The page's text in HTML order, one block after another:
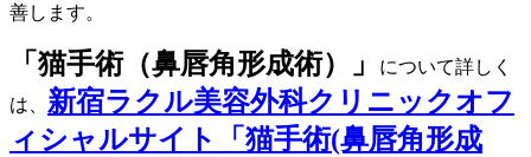
善します。
「猫手術（鼻唇角形成術）」
について詳しく
は、 新宿ラクル美容外科クリニックオフ
ィシャルサイト「猫手術(鼻唇角形成